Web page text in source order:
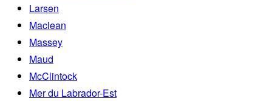
Larsen
Maclean
Massey
Maud
McClintock
Mer du Labrador-Est